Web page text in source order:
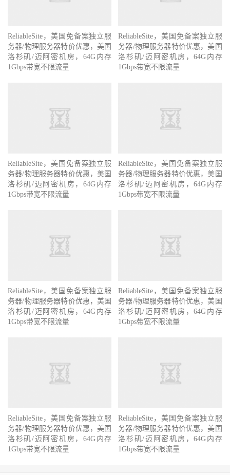
ReliableSite，美国免备案独立服
务器/物理服务器特价优惠，美国
洛杉矶/迈阿密机房，64G内存
1Gbps带宽不限流量
ReliableSite，美国免备案独立服
务器/物理服务器特价优惠，美国
洛杉矶/迈阿密机房，64G内存
1Gbps带宽不限流量
ReliableSite，美国免备案独立服
务器/物理服务器特价优惠，美国
洛杉矶/迈阿密机房，64G内存
1Gbps带宽不限流量
ReliableSite，美国免备案独立服
务器/物理服务器特价优惠，美国
洛杉矶/迈阿密机房，64G内存
1Gbps带宽不限流量
ReliableSite，美国免备案独立服
务器/物理服务器特价优惠，美国
洛杉矶/迈阿密机房，64G内存
1Gbps带宽不限流量
ReliableSite，美国免备案独立服
务器/物理服务器特价优惠，美国
洛杉矶/迈阿密机房，64G内存
1Gbps带宽不限流量
ReliableSite，美国免备案独立服
务器/物理服务器特价优惠，美国
洛杉矶/迈阿密机房，64G内存
1Gbps带宽不限流量
ReliableSite，美国免备案独立服
务器/物理服务器特价优惠，美国
洛杉矶/迈阿密机房，64G内存
1Gbps带宽不限流量